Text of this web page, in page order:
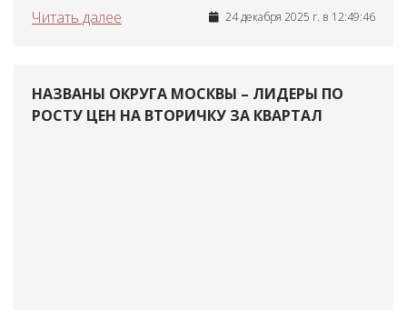
Читать далее
24 декабря 2025 г. в 12:49:46
НАЗВАНЫ ОКРУГА МОСКВЫ – ЛИДЕРЫ ПО
РОСТУ ЦЕН НА ВТОРИЧКУ ЗА КВАРТАЛ